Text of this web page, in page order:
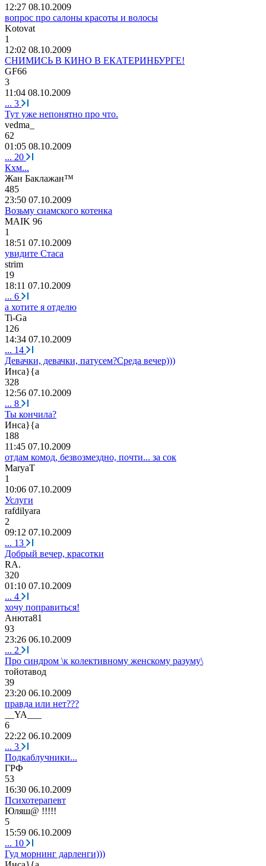
12:27 08.10.2009
вопрос про салоны красоты и волосы
Kotovat
1
12:02 08.10.2009
СНИМИСЬ В КИНО В ЕКАТЕРИНБУРГЕ!
GF66
3
11:04 08.10.2009
... 3
Тут уже непонятно про что.
vedma_
62
01:05 08.10.2009
... 20
Кхм...
Жaн Баклажaн™
485
23:50 07.10.2009
Возьму сиамского котенка
MAIK 96
1
18:51 07.10.2009
увидите Стаса
strim
19
18:11 07.10.2009
... 6
а хотите я отделю
Ti-Ga
126
14:34 07.10.2009
... 14
Девачки, девачки, патусем?Среда вечер)))
Инсa}{a
328
12:56 07.10.2009
... 8
Ты кончила?
Инсa}{a
188
11:45 07.10.2009
отдам комод, безвозмездно, почти... за сок
MaryaT
1
10:06 07.10.2009
Услуги
rаfdilyara
2
09:12 07.10.2009
... 13
Добрый вечер, красотки
RA.
320
01:10 07.10.2009
... 4
хочу поправиться!
Анюта81
93
23:26 06.10.2009
... 2
Про синдром \к колективному женскому разуму\
тойотавод
39
23:20 06.10.2009
правда или нет???
__YA___
6
22:22 06.10.2009
... 3
Подкаблучники...
ГРФ
53
16:30 06.10.2009
Психотерапевт
Юляш@ !!!!!
5
15:59 06.10.2009
... 10
Гуд морнинг дарленги)))